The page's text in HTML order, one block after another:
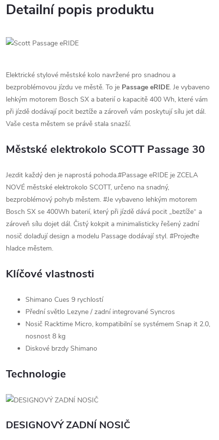
Detailní popis produktu
Elektrické stylové městské kolo navržené pro snadnou a
bezproblémovou jízdu ve městě. To je Passage eRIDE. Je vybaveno
lehkým motorem Bosch SX a baterií o kapacitě 400 Wh, které vám
při jízdě dodávají pocit beztíže a zároveň vám poskytují sílu jet dál.
Vaše cesta městem se právě stala snazší.
Městské elektrokolo SCOTT Passage 30
Jezdit každý den je naprostá pohoda.#Passage eRIDE je ZCELA
NOVÉ městské elektrokolo SCOTT, určeno na snadný,
bezproblémový pohyb městem. #Je vybaveno lehkým motorem
Bosch SX se 400Wh baterií, který při jízdě dává pocit „beztíže“ a
zároveň sílu dojet dál. Čistý kokpit a minimalisticky řešený zadní
nosič dolaďují design a modelu Passage dodávají styl. #Projeďte
hladce městem.
Klíčové vlastnosti
Shimano Cues 9 rychlostí
Přední světlo Lezyne / zadní integrované Syncros
Nosič Racktime Micro, kompatibilní se systémem Snap it 2.0,
nosnost 8 kg
Diskové brzdy Shimano
Technologie
DESIGNOVÝ ZADNÍ NOSIČ